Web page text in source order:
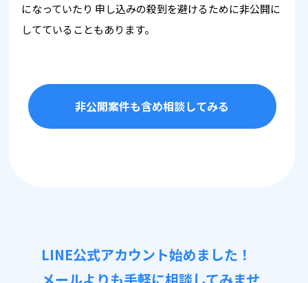
になっていたり 申し込みの殺到を避けるために非公開に
してていることもあります。
非公開案件も含め相談してみる
LINE公式アカウント始めました！